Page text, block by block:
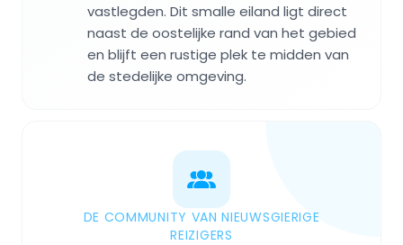
vastlegden. Dit smalle eiland ligt direct
naast de oostelijke rand van het gebied
en blijft een rustige plek te midden van
de stedelijke omgeving.
DE COMMUNITY VAN NIEUWSGIERIGE
REIZIGERS